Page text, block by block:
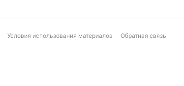
Условия использования материалов Обратная связь